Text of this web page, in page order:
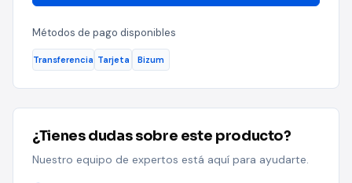
Métodos de pago disponibles
Transferencia Tarjeta Bizum
¿Tienes dudas sobre este producto?
Nuestro equipo de expertos está aquí para ayudarte.